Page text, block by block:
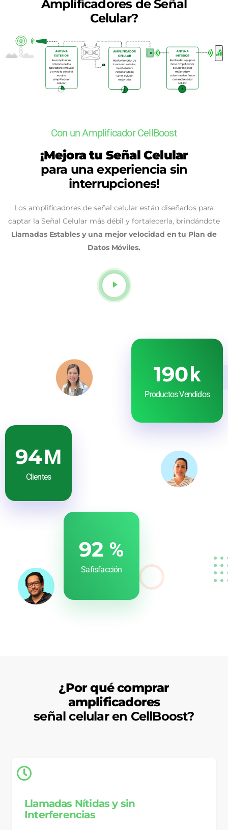
Amplificadores de Señal
Celular?
Con un Amplificador CellBoost
¡Mejora tu Señal Celular
para una experiencia sin
interrupciones!
Los amplificadores de señal celular están diseñados para
captar la Señal Celular más débil y fortalecerla, brindándote
Llamadas Estables y una mejor velocidad en tu Plan de
Datos Móviles.
100M
Clientes
200k
Productos Vendidos
99 %
Safisfacción
¿Por qué comprar
amplificadores
señal celular en CellBoost?
Llamadas Nítidas y sin
Interferencias